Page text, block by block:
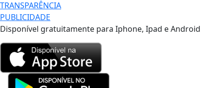
TRANSPARÊNCIA
PUBLICIDADE
Disponível gratuitamente para Iphone, Ipad e Android